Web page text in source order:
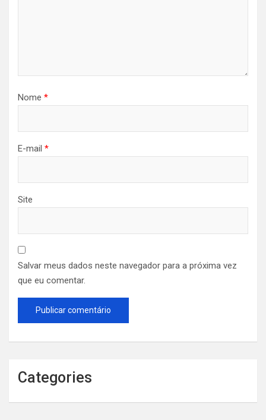
Nome *
E-mail *
Site
Salvar meus dados neste navegador para a próxima vez
que eu comentar.
Categories